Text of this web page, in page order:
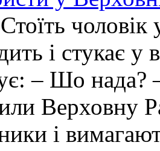
чоловік
і стукає у
– Шо нада?
Верховну
і